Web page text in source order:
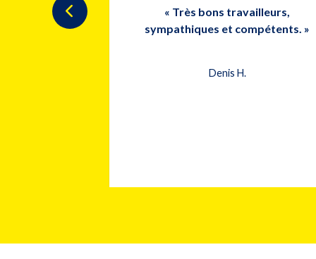
Éric est un
et a
« Très bons travailleurs,
sympathiques et compétents. »
Denis H.